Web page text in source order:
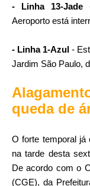
- Linha 13-Jade
Aeroporto está
- Linha 1-Azul -
Jardim São Paulo,
queda de
O forte temporal já
na tarde desta
De acordo com o
(CGE), da